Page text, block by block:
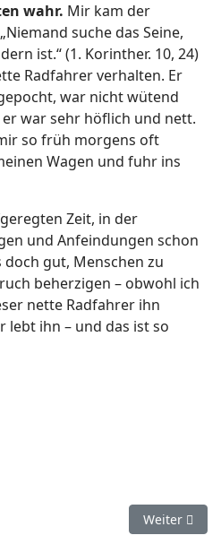
wahr. Mir kam der
suche das Seine,
ist.“ (1. Korinther. 10, 24)
Radfahrer verhalten. Er
war nicht wütend
war sehr höflich und nett.
so früh morgens oft
Wagen und fuhr ins
Zeit, in der
und Anfeindungen schon
gut, Menschen zu
beherzigen – obwohl ich
nette Radfahrer ihn
lebt ihn – und das ist so
Nächster
Weiter